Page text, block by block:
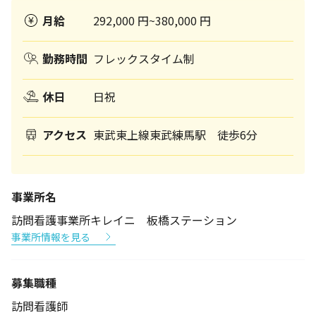
月給 292,000 円~380,000 円
勤務時間 フレックスタイム制
休日 日祝
アクセス 東武東上線東武練馬駅 徒歩6分
事業所名
訪問看護事業所キレイニ 板橋ステーション
事業所情報を見る
募集職種
訪問看護師